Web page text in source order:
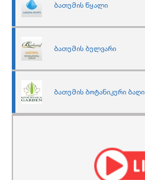
ბათუმის წყალი
ბათუმის ბულვარი
ბათუმის ბოტანიკური ბაღი